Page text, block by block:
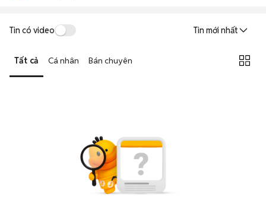
Tin có video Tin mới nhất
Tất cả Cá nhân Bán chuyên